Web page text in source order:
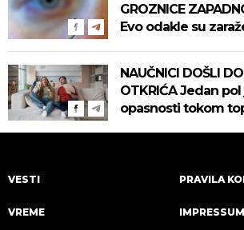
GROZNICE
Evo odakle su
NAUČNICI DOŠLI
OTKRIĆA Jedan
opasnosti tokom
VESTI
VREME
PRAVILA
IMPRESSUM